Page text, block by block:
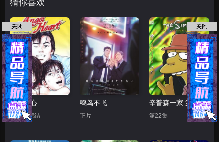
猜你喜欢
天使之心
第50集完结
鸣鸟不飞
正片
辛普森一家 第十五季
第22集
关闭 关闭